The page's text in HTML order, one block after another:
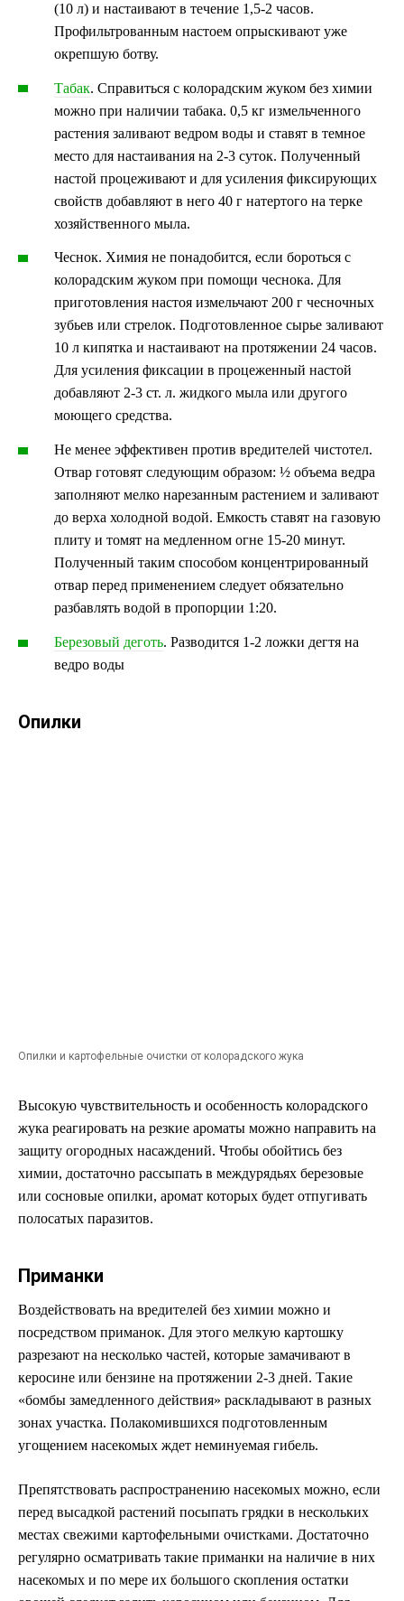
(10 л) и настаивают в течение 1,5-2 часов.
Профильтрованным настоем опрыскивают уже
окрепшую ботву.
Табак. Справиться с колорадским жуком без химии
можно при наличии табака. 0,5 кг измельченного
растения заливают ведром воды и ставят в темное
место для настаивания на 2-3 суток. Полученный
настой процеживают и для усиления фиксирующих
свойств добавляют в него 40 г натертого на терке
хозяйственного мыла.
Чеснок. Химия не понадобится, если бороться с
колорадским жуком при помощи чеснока. Для
приготовления настоя измельчают 200 г чесночных
зубьев или стрелок. Подготовленное сырье заливают
10 л кипятка и настаивают на протяжении 24 часов.
Для усиления фиксации в процеженный настой
добавляют 2-3 ст. л. жидкого мыла или другого
моющего средства.
Не менее эффективен против вредителей чистотел.
Отвар готовят следующим образом: ½ объема ведра
заполняют мелко нарезанным растением и заливают
до верха холодной водой. Емкость ставят на газовую
плиту и томят на медленном огне 15-20 минут.
Полученный таким способом концентрированный
отвар перед применением следует обязательно
разбавлять водой в пропорции 1:20.
Березовый деготь. Разводится 1-2 ложки дегтя на
ведро воды
Опилки
Опилки и картофельные очистки от колорадского жука
Высокую чувствительность и особенность колорадского
жука реагировать на резкие ароматы можно направить на
защиту огородных насаждений. Чтобы обойтись без
химии, достаточно рассыпать в междурядьях березовые
или сосновые опилки, аромат которых будет отпугивать
полосатых паразитов.
Приманки
Воздействовать на вредителей без химии можно и
посредством приманок. Для этого мелкую картошку
разрезают на несколько частей, которые замачивают в
керосине или бензине на протяжении 2-3 дней. Такие
«бомбы замедленного действия» раскладывают в разных
зонах участка. Полакомившихся подготовленным
угощением насекомых ждет неминуемая гибель.
Препятствовать распространению насекомых можно, если
перед высадкой растений посыпать грядки в нескольких
местах свежими картофельными очистками. Достаточно
регулярно осматривать такие приманки на наличие в них
насекомых и по мере их большого скопления остатки